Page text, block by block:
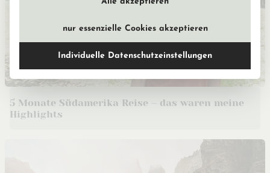
5 Monate Südamerika Reise – das waren meine
Highlights
nur essenzielle Cookies akzeptieren
Individuelle Datenschutzeinstellungen